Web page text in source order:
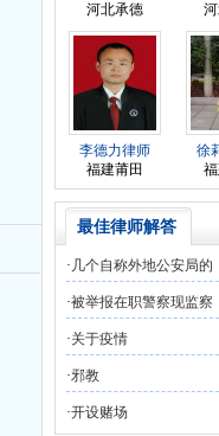
河北承德
李德力律师
福建莆田
徐
最佳律师解答
· 几个自称外地公安局的
人，强行闯进我的卧室
么办？
·被举报在职警察现监察
部门却有意包弊,昨办?
·关于疫情
·邪教
·开设赌场